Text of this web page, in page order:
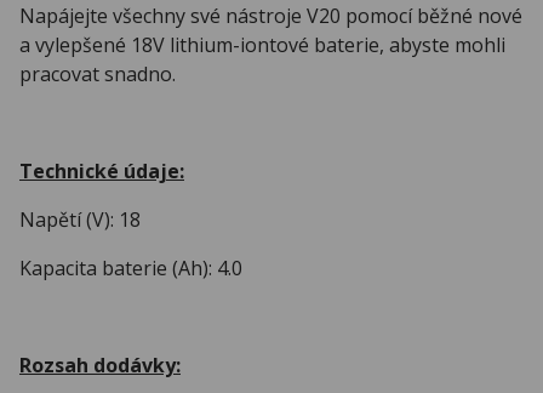
Napájejte všechny své nástroje V20 pomocí běžné nové
a vylepšené 18V lithium-iontové baterie, abyste mohli
pracovat snadno.
Technické údaje:
Napětí (V): 18
Kapacita baterie (Ah): 4.0
Rozsah dodávky: